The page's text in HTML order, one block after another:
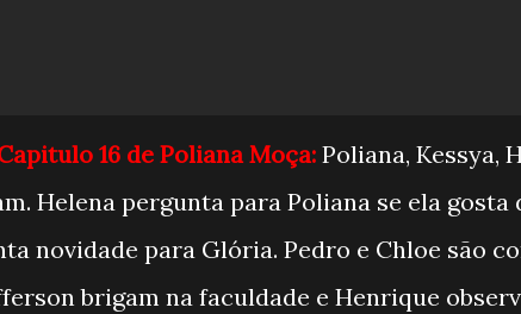
16 de Poliana Moça: Poliana, Kessya,
Helena pergunta para Poliana se ela gosta
novidade para Glória. Pedro e Chloe são
brigam na faculdade e Henrique